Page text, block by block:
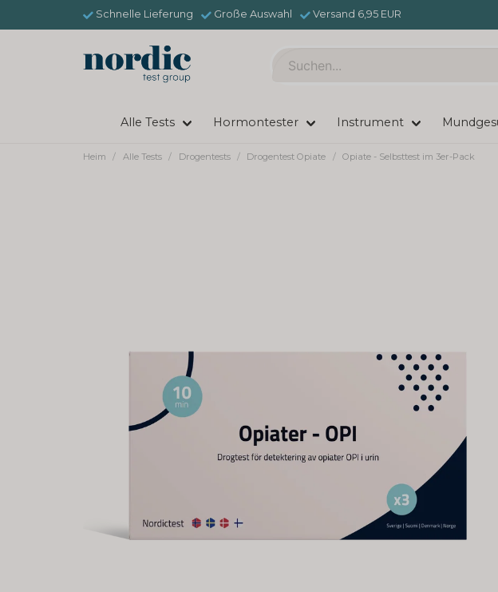
Schnelle Lieferung Große Auswahl Versand 6,95 EUR
Alle Tests Hormontester Instrument
Heim Alle Tests Drogentests Drogentest Opiate Opiate - Selbsttest im 3er-Pack